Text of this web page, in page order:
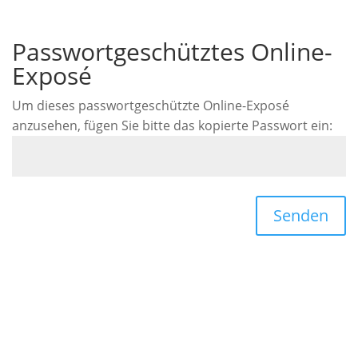
Passwortgeschütztes Online-
Exposé
Um dieses passwortgeschützte Online-Exposé
anzusehen, fügen Sie bitte das kopierte Passwort ein:
Senden